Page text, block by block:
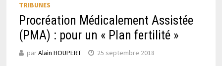
TRIBUNES
Procréation Médicalement Assistée
(PMA) : pour un « Plan fertilité »
parAlain HOUPERT 25 septembre 2018